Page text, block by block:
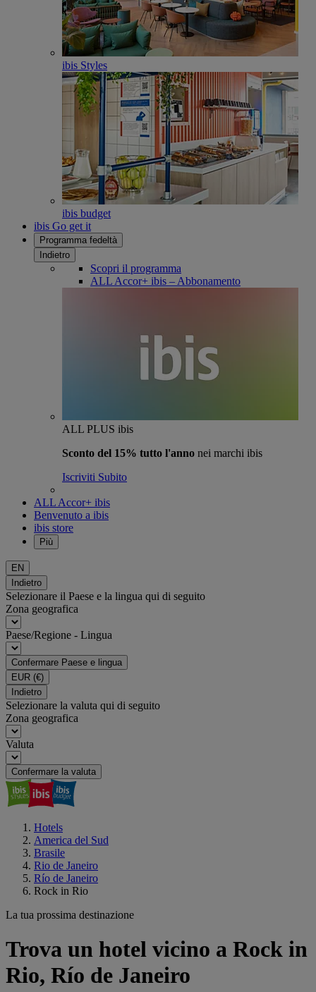
ibis Styles
ibis budget
ibis Go get it
Programma fedeltà
Indietro
Scopri il programma
ALL Accor+ ibis – Abbonamento
ALL PLUS ibis
Sconto del 15% tutto l'anno nei marchi ibis
Iscriviti Subito
ALL Accor+ ibis
Benvenuto a ibis
ibis store
Più
EN
Indietro
Selezionare il Paese e la lingua qui di seguito
Zona geografica
Paese/Regione - Lingua
Confermare Paese e lingua
EUR (€)
Indietro
Selezionare la valuta qui di seguito
Zona geografica
Valuta
Confermare la valuta
Hotels
America del Sud
Brasile
Rio de Janeiro
Río de Janeiro
Rock in Rio
La tua prossima destinazione
Trova un hotel vicino a Rock in
Rio, Río de Janeiro